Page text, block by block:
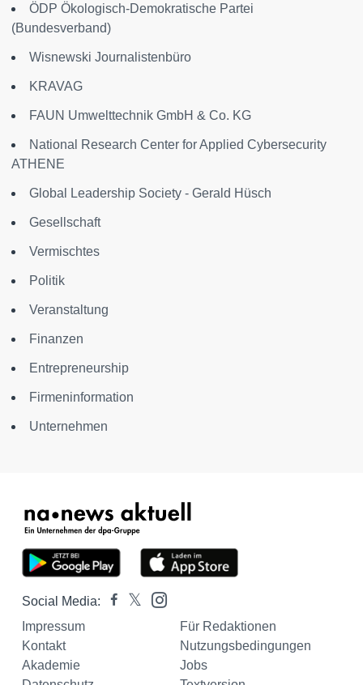
ÖDP Ökologisch-Demokratische Partei
(Bundesverband)
Wisnewski Journalistenbüro
KRAVAG
FAUN Umwelttechnik GmbH & Co. KG
National Research Center for Applied Cybersecurity
ATHENE
Global Leadership Society - Gerald Hüsch
Gesellschaft
Vermischtes
Politik
Veranstaltung
Finanzen
Entrepreneurship
Firmeninformation
Unternehmen
Social Media:
Impressum
Für Redaktionen
Kontakt
Nutzungsbedingungen
Akademie
Jobs